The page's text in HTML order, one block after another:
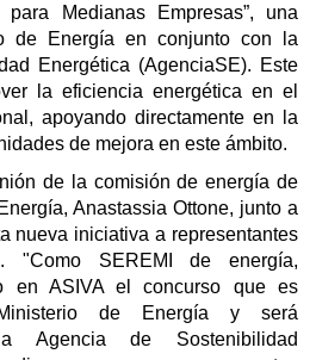
para Medianas Empresas”, una
de Energía en conjunto con la
Energética (AgenciaSE). Este
la eficiencia energética en el
apoyando directamente en la
de mejora en este ámbito.
de la comisión de energía de
Anastassia Ottone, junto a
nueva iniciativa a representantes
"Como SEREMI de energía,
en ASIVA el concurso que es
de Energía y será
Agencia de Sostenibilidad